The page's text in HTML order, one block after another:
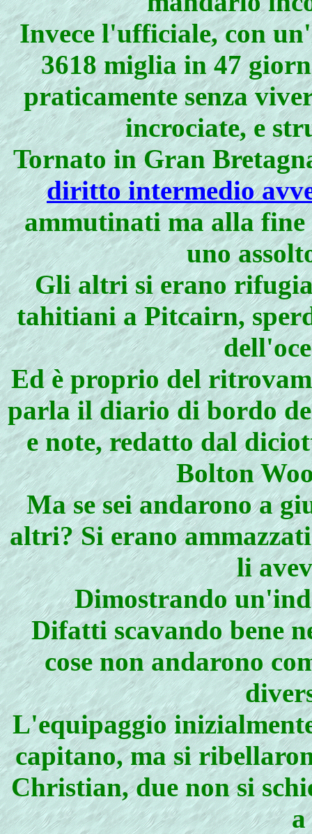
Invece l'ufficiale, con
3618 miglia in 47
praticamente senza
incrociate, e
Tornato in Gran
diritto intermedio
ammutinati ma alla fine
uno
Gli altri si erano
tahitiani a Pitcairn,
Ed è proprio del
parla il diario di bordo
e note, redatto dal
Bolton
Ma se sei andarono a
altri? Si erano
li
Dimostrando
Difatti scavando bene
cose non andarono
L'equipaggio
capitano, ma si
Christian, due non si